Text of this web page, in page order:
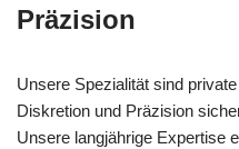
Präzision
Unsere Spezialität sind
Diskretion und Präzision
Unsere langjährige Expertise